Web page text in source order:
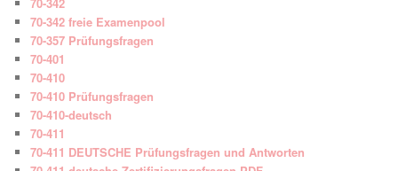
70-342 freie Examenpool
70-357 Prüfungsfragen
70-401
70-410
70-410 Prüfungsfragen
70-410-deutsch
70-411
70-411 DEUTSCHE Prüfungsfragen und Antworten